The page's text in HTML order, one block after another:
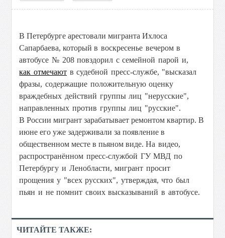
В Петербурге арестовали мигранта Ихлоса
Сапарбаева, который в воскресенье вечером в
автобусе № 208 повздорил с семейной парой и,
какотмечают в судебной пресс-службе, "высказал
фразы, содержащие положительную оценку
враждебных действий группы лиц "нерусские",
направленных против группы лиц "русские".
В России мигрант зарабатывает ремонтом квартир. В
июне его уже задерживали за появление в
общественном месте в пьяном виде.На видео,
распространённом пресс-службой ГУ МВД по
Петербургу и Ленобласти, мигрант просит
прощения у "всех русских", утверждая, что был
пьян и не помнит своих высказываний в автобусе.
ЧИТАЙТЕ ТАКЖЕ: